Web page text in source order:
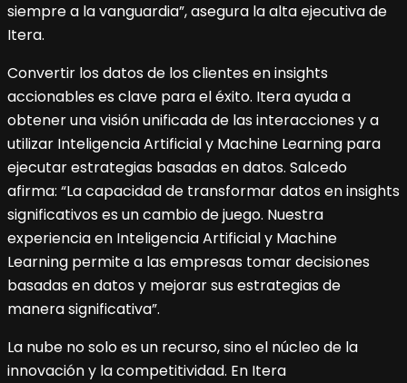
siempre a la vanguardia”, asegura la alta ejecutiva de
Itera.
Convertir los datos de los clientes en insights
accionables es clave para el éxito. Itera ayuda a
obtener una visión unificada de las interacciones y a
utilizar Inteligencia Artificial y Machine Learning para
ejecutar estrategias basadas en datos. Salcedo
afirma: “La capacidad de transformar datos en insights
significativos es un cambio de juego. Nuestra
experiencia en Inteligencia Artificial y Machine
Learning permite a las empresas tomar decisiones
basadas en datos y mejorar sus estrategias de
manera significativa”.
La nube no solo es un recurso, sino el núcleo de la
innovación y la competitividad. En Itera